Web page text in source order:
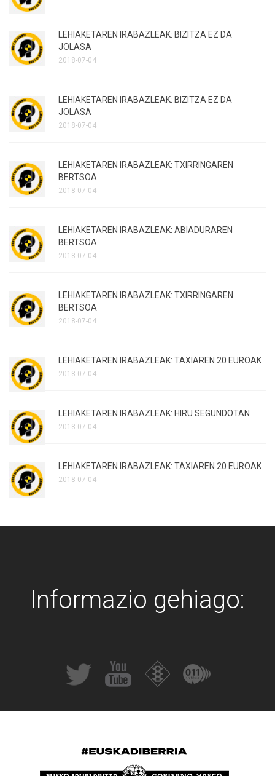
LEHIAKETAREN IRABAZLEAK: BIZITZA EZ DA
JOLASA
2018-07-04
LEHIAKETAREN IRABAZLEAK: BIZITZA EZ DA
JOLASA
2018-07-04
LEHIAKETAREN IRABAZLEAK: TXIRRINGAREN
BERTSOA
2018-07-04
LEHIAKETAREN IRABAZLEAK: ABIADURAREN
BERTSOA
2018-07-04
LEHIAKETAREN IRABAZLEAK: TXIRRINGAREN
BERTSOA
2018-07-04
LEHIAKETAREN IRABAZLEAK: TAXIAREN 20 EUROAK
2018-07-04
LEHIAKETAREN IRABAZLEAK: HIRU SEGUNDOTAN
2018-07-04
LEHIAKETAREN IRABAZLEAK: TAXIAREN 20 EUROAK
2018-07-04
Informazio gehiago: